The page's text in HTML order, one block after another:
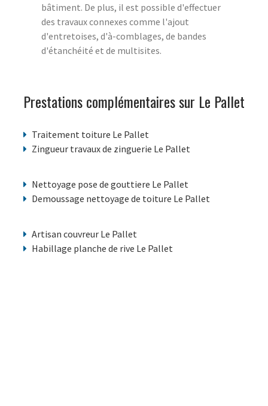
bâtiment. De plus, il est possible d'effectuer
des travaux connexes comme l'ajout
d'entretoises, d'à-comblages, de bandes
d'étanchéité et de multisites.
Prestations complémentaires sur Le Pallet
Traitement toiture Le Pallet
Zingueur travaux de zinguerie Le Pallet
Nettoyage pose de gouttiere Le Pallet
Demoussage nettoyage de toiture Le Pallet
Artisan couvreur Le Pallet
Habillage planche de rive Le Pallet